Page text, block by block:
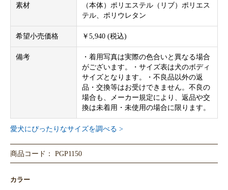
素材
（本体）ポリエステル（リブ）ポリエス
テル、ポリウレタン
希望小売価格 ￥5,940 (税込)
備考
・着用写真は実際の色合いと異なる場合
がございます。・サイズ表は犬のボディ
サイズとなります。・不良品以外の返
品・交換等はお受けできません。不良の
場合も、メーカー規定により、返品や交
換は未着用・未使用の場合に限ります。
愛犬にぴったりなサイズを調べる >
商品コード： PGP1150
カラー